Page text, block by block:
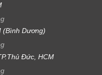
(Bình Dương)
Đức, HCM